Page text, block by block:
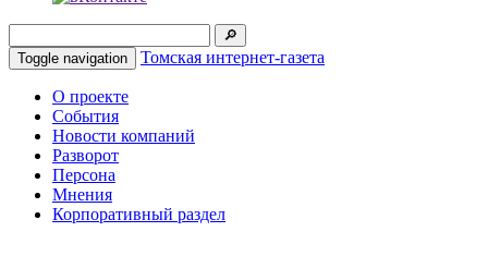
Toggle navigation Томская интернет-газета
О проекте
События
Новости компаний
Разворот
Персона
Мнения
Корпоративный раздел